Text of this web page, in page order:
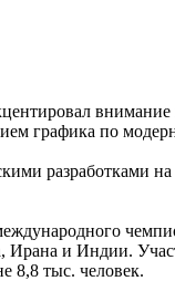
внимание
графика по
разработками
и Индии.
8,8 тыс. человек.